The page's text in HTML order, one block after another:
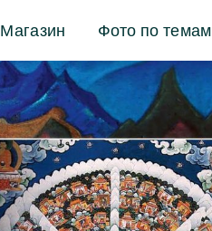
Магазин Фото по темам